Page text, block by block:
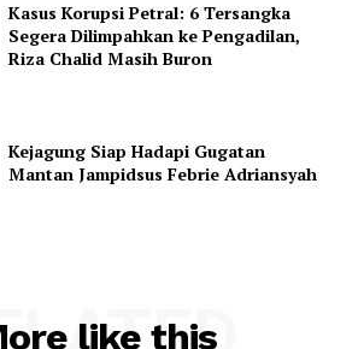
Kasus Korupsi Petral: 6 Tersangka
Segera Dilimpahkan ke Pengadilan,
Riza Chalid Masih Buron
Kejagung Siap Hadapi Gugatan
Mantan Jampidsus Febrie Adriansyah
like this